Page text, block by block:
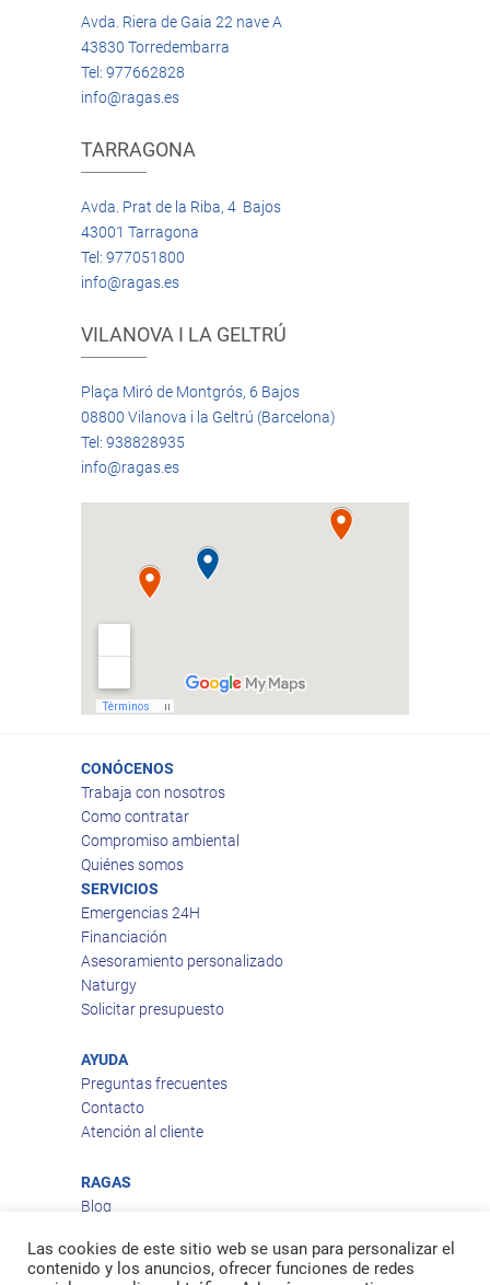
Avda. Riera de Gaia 22 nave A
43830 Torredembarra
Tel: 977662828
info@ragas.es
TARRAGONA
Avda. Prat de la Riba, 4 Bajos
43001 Tarragona
Tel: 977051800
info@ragas.es
VILANOVA I LA GELTRÚ
Plaça Miró de Montgrós, 6 Bajos
08800 Vilanova i la Geltrú (Barcelona)
Tel: 938828935
info@ragas.es
CONÓCENOS
Trabaja con nosotros
Como contratar
Compromiso ambiental
Quiénes somos
SERVICIOS
Emergencias 24H
Financiación
Asesoramiento personalizado
Naturgy
Solicitar presupuesto
AYUDA
Preguntas frecuentes
Contacto
Atención al cliente
RAGAS
Blog
Política de privacidad
Política de cookies
Las cookies de este sitio web se usan para personalizar el
contenido y los anuncios, ofrecer funciones de redes